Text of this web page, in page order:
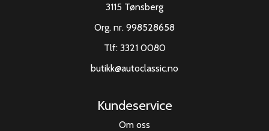
3115 Tønsberg
Org. nr. 998528658
Tlf: 3321 0080
butikk@autoclassic.no
Kundeservice
Om oss